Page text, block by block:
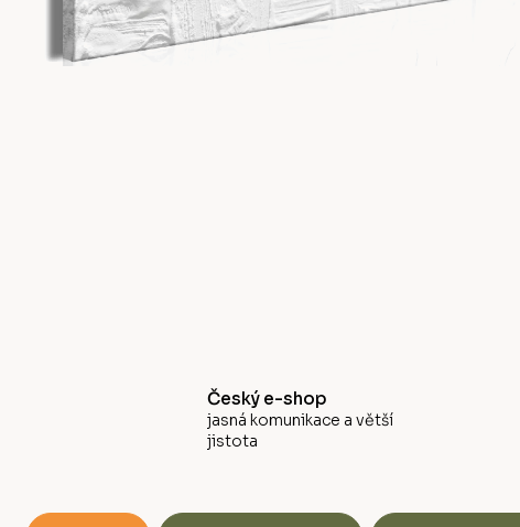
Český e-shop
jasná komunikace a větší
jistota